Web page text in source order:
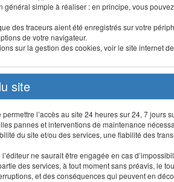
général simple à réaliser : en principe, vous
des traceurs aient été enregistrés sur votre
de votre navigateur.
sur la gestion des cookies, voir le site internet
site
permettre l’accès au site 24 heures sur 24, 7
pannes et interventions de maintenance
du site et/ou des services, une fiabilité des
ne saurait être engagée en cas
des services, à tout moment sans préavis, le
et des conséquences qui peuvent en